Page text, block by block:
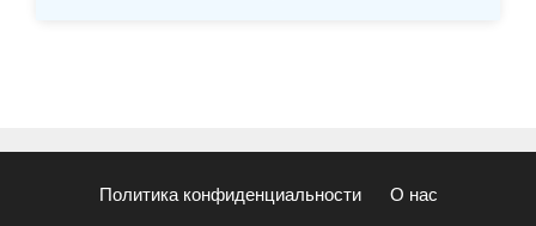
Политика конфиденциальности О нас